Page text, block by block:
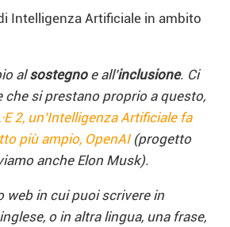
Intelligenza Artificiale in ambito
alsostegno e all’inclusione. Ci
che si prestano proprio a questo,
2, un’Intelligenza Artificiale fa
più ampio, OpenAI(progetto
anche Elon Musk).
web in cui puoi scrivere in
o in altra lingua, una frase,